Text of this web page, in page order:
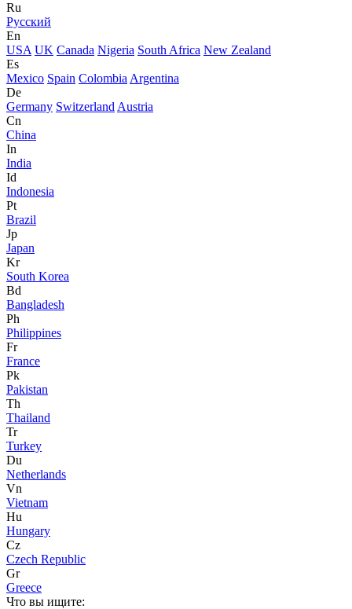
Ru
Русский
En
USA UK Canada Nigeria South Africa New Zealand
Es
Mexico Spain Colombia Argentina
De
Germany Switzerland Austria
Cn
China
In
India
Id
Indonesia
Pt
Brazil
Jp
Japan
Kr
South Korea
Bd
Bangladesh
Ph
Philippines
Fr
France
Pk
Pakistan
Th
Thailand
Tr
Turkey
Du
Netherlands
Vn
Vietnam
Hu
Hungary
Cz
Czech Republic
Gr
Greece
Что вы ищите: